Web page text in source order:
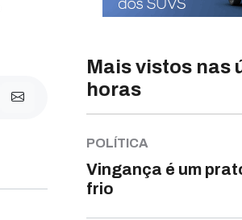
Mais vistos nas
horas
POLÍTICA
Vingança é um
frio